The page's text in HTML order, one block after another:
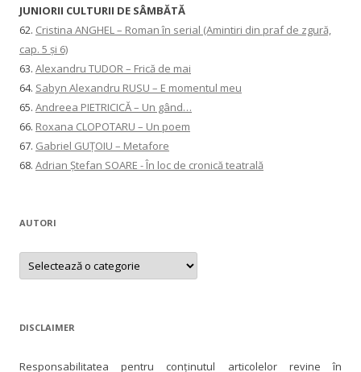
JUNIORII CULTURII DE SÂMBĂTĂ
62. Cristina ANGHEL – Roman în serial (Amintiri din praf de zgură,
cap. 5 și 6)
63. Alexandru TUDOR – Frică de mai
64. Sabyn Alexandru RUSU – E momentul meu
65. Andreea PIETRICICĂ – Un gând…
66. Roxana CLOPOTARU – Un poem
67. Gabriel GUȚOIU – Metafore
68. Adrian Ștefan SOARE - În loc de cronică teatrală
AUTORI
AUTORI
DISCLAIMER
Responsabilitatea pentru conţinutul articolelor revine în